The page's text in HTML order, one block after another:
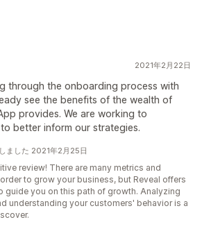
2021年2月22日
through the onboarding process with
see the benefits of the wealth of
provides. We are working to
better inform our strategies.
ました 2021年2月25日
review! There are many metrics and
to grow your business, but Reveal offers
guide you on this path of growth. Analyzing
understanding your customers' behavior is a